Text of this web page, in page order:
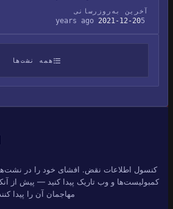
آخرین به‌روزرسانی
2021-12-20
همه نشت‌ها
کنسول اطلاعات نقض. افشای خود را در نشت‌ها،
کمبولیست‌ها و وب تاریک پیدا کنید — پیش از آنکه
مهاجمان آن را پیدا کنند.